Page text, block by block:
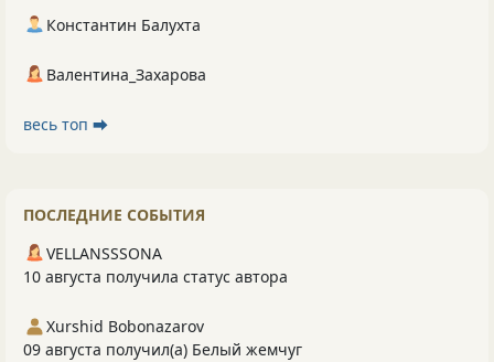
Константин Балухта
Валентина_Захарова
весь топ ⮕
ПОСЛЕДНИЕ СОБЫТИЯ
VELLANSSSONA
10 августа получила статус автора
Xurshid Bobonazarov
09 августа получил(а) Белый жемчуг